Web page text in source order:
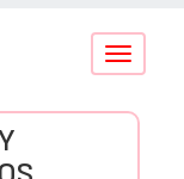
Conmutar